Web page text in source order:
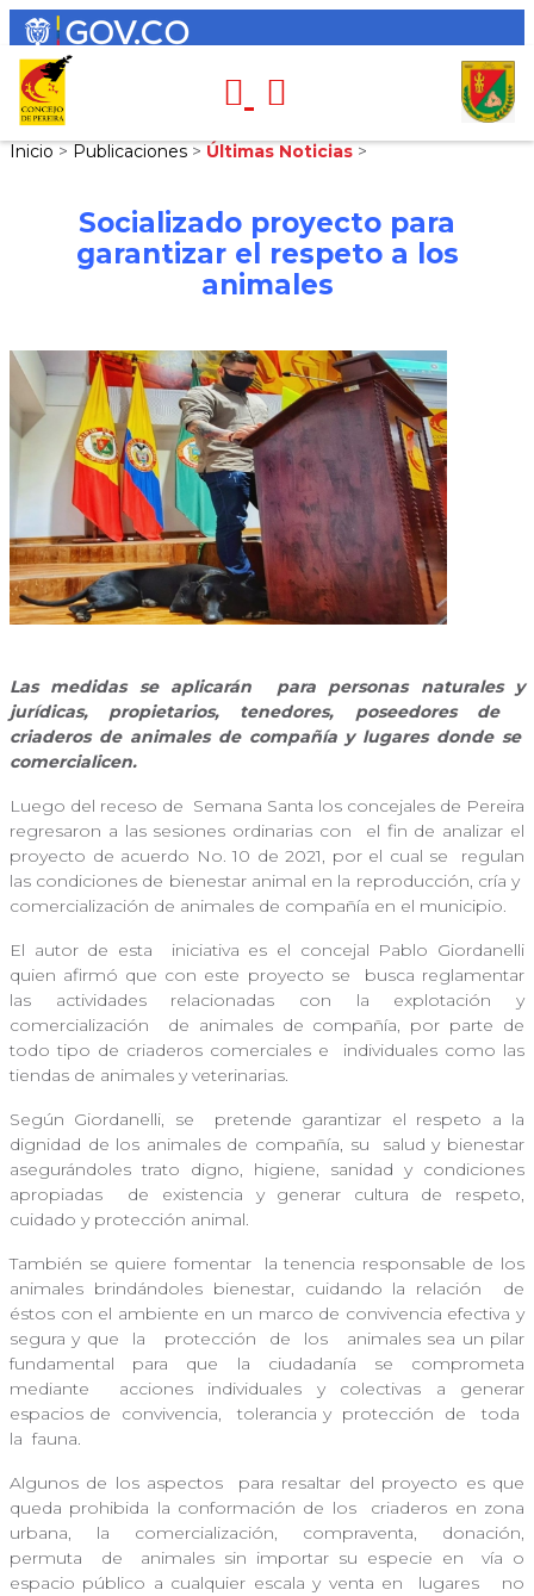
Inicio > Publicaciones > Últimas Noticias >
Socializado proyecto para
garantizar el respeto a los
animales
Las medidas se aplicarán
para personas naturales y
jurídicas, propietarios, tenedores, poseedores de
criaderos de animales de compañía y lugares donde se
comercialicen.
Luego del receso de Semana Santa los concejales de Pereira
regresaron a las sesiones ordinarias con
el fin de analizar el
proyecto de acuerdo No. 10 de 2021, por el cual se
regulan
las condiciones de bienestar animal en la reproducción, cría y
comercialización de animales de compañía en el municipio.
El autor de esta
iniciativa es el concejal Pablo Giordanelli
quien afirmó que con este proyecto se
busca reglamentar
las actividades relacionadas con la explotación y
comercialización
de animales de compañía, por parte de
todo tipo de criaderos comerciales e
individuales como las
tiendas de animales y veterinarias.
Según Giordanelli, se
pretende garantizar el respeto a la
dignidad de los animales de compañía, su
salud y bienestar
asegurándoles trato digno, higiene, sanidad y condiciones
apropiadas
de existencia y generar cultura de respeto,
cuidado y protección animal.
También se quiere fomentar
la tenencia responsable de los
animales brindándoles bienestar, cuidando la relación
de
éstos con el ambiente en un marco de convivencia efectiva y
segura y que la
protección de los
animales sea un pilar
fundamental para que la ciudadanía se comprometa
mediante
acciones individuales y colectivas a generar
espacios de convivencia,
tolerancia y protección de
toda
la fauna.
Algunos de los aspectos
para resaltar del proyecto es que
queda prohibida la conformación de los
criaderos en zona
urbana, la comercialización, compraventa, donación,
permuta
de animales sin importar su especie en
vía o
espacio público a cualquier escala y venta en lugares
no